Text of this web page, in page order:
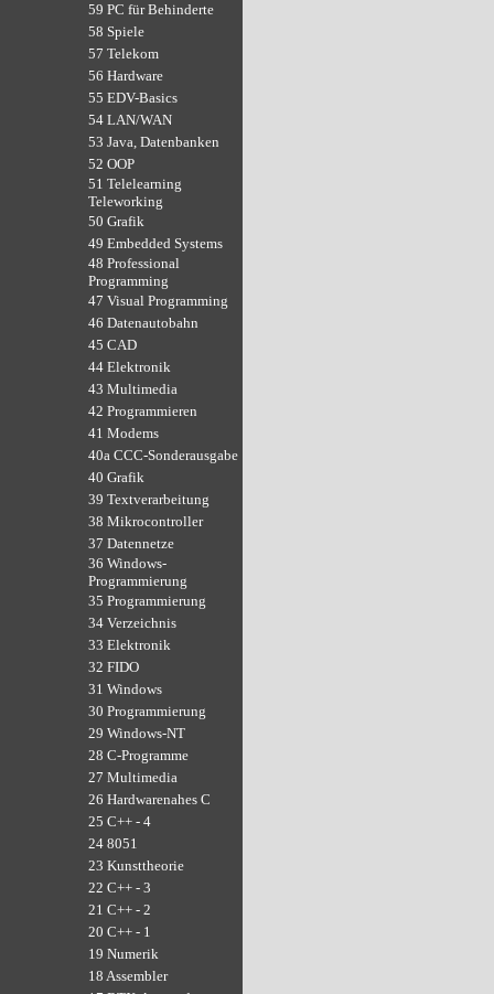
59 PC für Behinderte
58 Spiele
57 Telekom
56 Hardware
55 EDV-Basics
54 LAN/WAN
53 Java, Datenbanken
52 OOP
51 Telelearning
Teleworking
50 Grafik
49 Embedded Systems
48 Professional
Programming
47 Visual Programming
46 Datenautobahn
45 CAD
44 Elektronik
43 Multimedia
42 Programmieren
41 Modems
40a CCC-Sonderausgabe
40 Grafik
39 Textverarbeitung
38 Mikrocontroller
37 Datennetze
36 Windows-
Programmierung
35 Programmierung
34 Verzeichnis
33 Elektronik
32 FIDO
31 Windows
30 Programmierung
29 Windows-NT
28 C-Programme
27 Multimedia
26 Hardwarenahes C
25 C++ - 4
24 8051
23 Kunsttheorie
22 C++ - 3
21 C++ - 2
20 C++ - 1
19 Numerik
18 Assembler